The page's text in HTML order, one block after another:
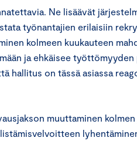
Ne lisäävät
työnantajien erilaisiin
kolmeen kuukauteen
ja ehkäisee
hallitus on tässä asiassa
muuttaminen